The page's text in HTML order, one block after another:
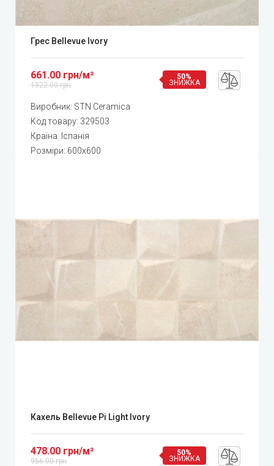
Грес Bellevue Ivory
661.00 грн/м²
1322.00 грн
50%
ЗНИЖКА
Виробник: STN Ceramica
Код товару: 329503
Країна: Іспанія
Розміри: 600x600
Кахель Bellevue Pi Light Ivory
478.00 грн/м²
956.00 грн
50%
ЗНИЖКА